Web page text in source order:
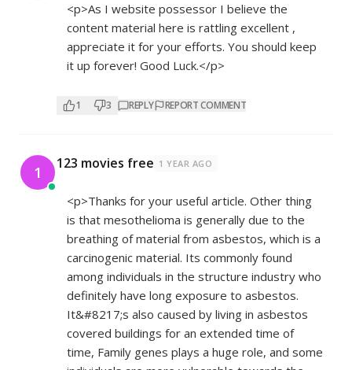
<p>As I website possessor I believe the
content material here is rattling excellent ,
appreciate it for your efforts. You should keep
it up forever! Good Luck.</p>
1 3 REPLY REPORT COMMENT
1 123 movies free 1 YEAR AGO
<p>Thanks for your useful article. Other thing
is that mesothelioma is generally due to the
breathing of material from asbestos, which is a
carcinogenic material. Its commonly found
among individuals in the structure industry who
definitely have long exposure to asbestos.
It&#8217;s also caused by living in asbestos
covered buildings for an extended time of
time, Family genes plays a huge role, and some